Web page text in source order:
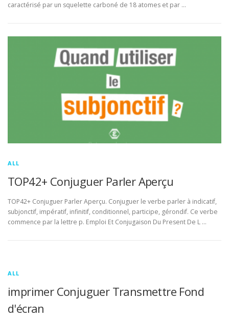
caractérisé par un squelette carboné de 18 atomes et par …
ALL
TOP42+ Conjuguer Parler Aperçu
TOP42+ Conjuguer Parler Aperçu. Conjuguer le verbe parler à indicatif,
subjonctif, impératif, infinitif, conditionnel, participe, gérondif. Ce verbe
commence par la lettre p. Emploi Et Conjugaison Du Present De L …
ALL
imprimer Conjuguer Transmettre Fond
d'écran